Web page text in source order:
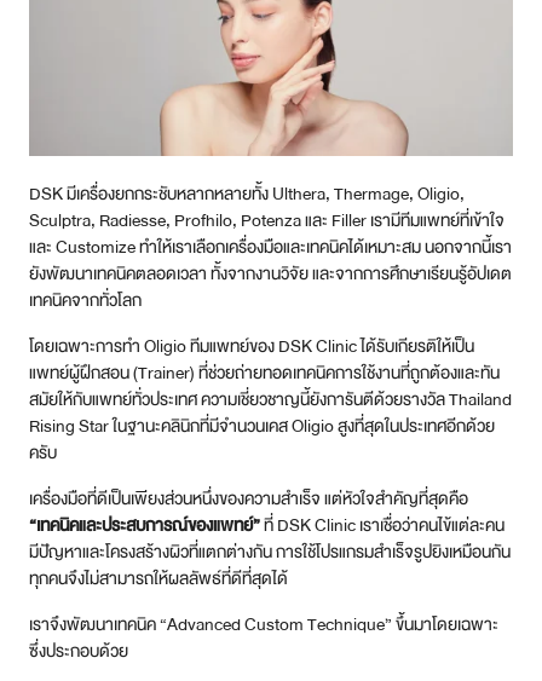
DSK มีเครื่องยกกระชับหลากหลายทั้ง Ulthera, Thermage, Oligio,
Sculptra, Radiesse, Profhilo, Potenza และ Filler เรามีทีมแพทย์ที่เข้าใจ
และ Customize ทำให้เราเลือกเครื่องมือและเทคนิคได้เหมาะสม นอกจากนี้เรา
ยังพัฒนาเทคนิคตลอดเวลา ทั้งจากงานวิจัย และจากการศึกษาเรียนรู้อัปเดต
เทคนิคจากทั่วโลก
โดยเฉพาะการทำ Oligio ทีมแพทย์ของ DSK Clinic ได้รับเกียรติให้เป็น
แพทย์ผู้ฝึกสอน (Trainer) ที่ช่วยถ่ายทอดเทคนิคการใช้งานที่ถูกต้องและทัน
สมัยให้กับแพทย์ทั่วประเทศ ความเชี่ยวชาญนี้ยังการันตีด้วยรางวัล Thailand
Rising Star ในฐานะคลินิกที่มีจำนวนเคส Oligio สูงที่สุดในประเทศอีกด้วย
ครับ
เครื่องมือที่ดีเป็นเพียงส่วนหนึ่งของความสำเร็จ แต่หัวใจสำคัญที่สุดคือ
“เทคนิคและประสบการณ์ของแพทย์”ที่ DSK Clinic เราเชื่อว่าคนไข้แต่ละคน
มีปัญหาและโครงสร้างผิวที่แตกต่างกัน การใช้โปรแกรมสำเร็จรูปยิงเหมือนกัน
ทุกคนจึงไม่สามารถให้ผลลัพธ์ที่ดีที่สุดได้
เราจึงพัฒนาเทคนิค “Advanced Custom Technique” ขึ้นมาโดยเฉพาะ
ซึ่งประกอบด้วย